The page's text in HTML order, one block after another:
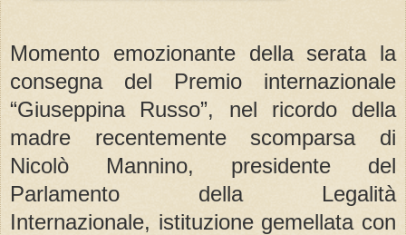
Momento emozionante della serata la
consegna del Premio internazionale
“Giuseppina Russo”, nel ricordo della
madre recentemente scomparsa di
Nicolò Mannino, presidente del
Parlamento della Legalità
Internazionale, istituzione gemellata con